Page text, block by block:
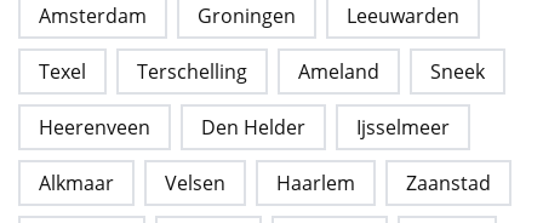
Amsterdam Groningen Leeuwarden
Texel Terschelling Ameland Sneek
Heerenveen Den Helder Ijsselmeer
Alkmaar Velsen Haarlem Zaanstad